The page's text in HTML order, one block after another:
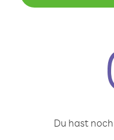
Du hast